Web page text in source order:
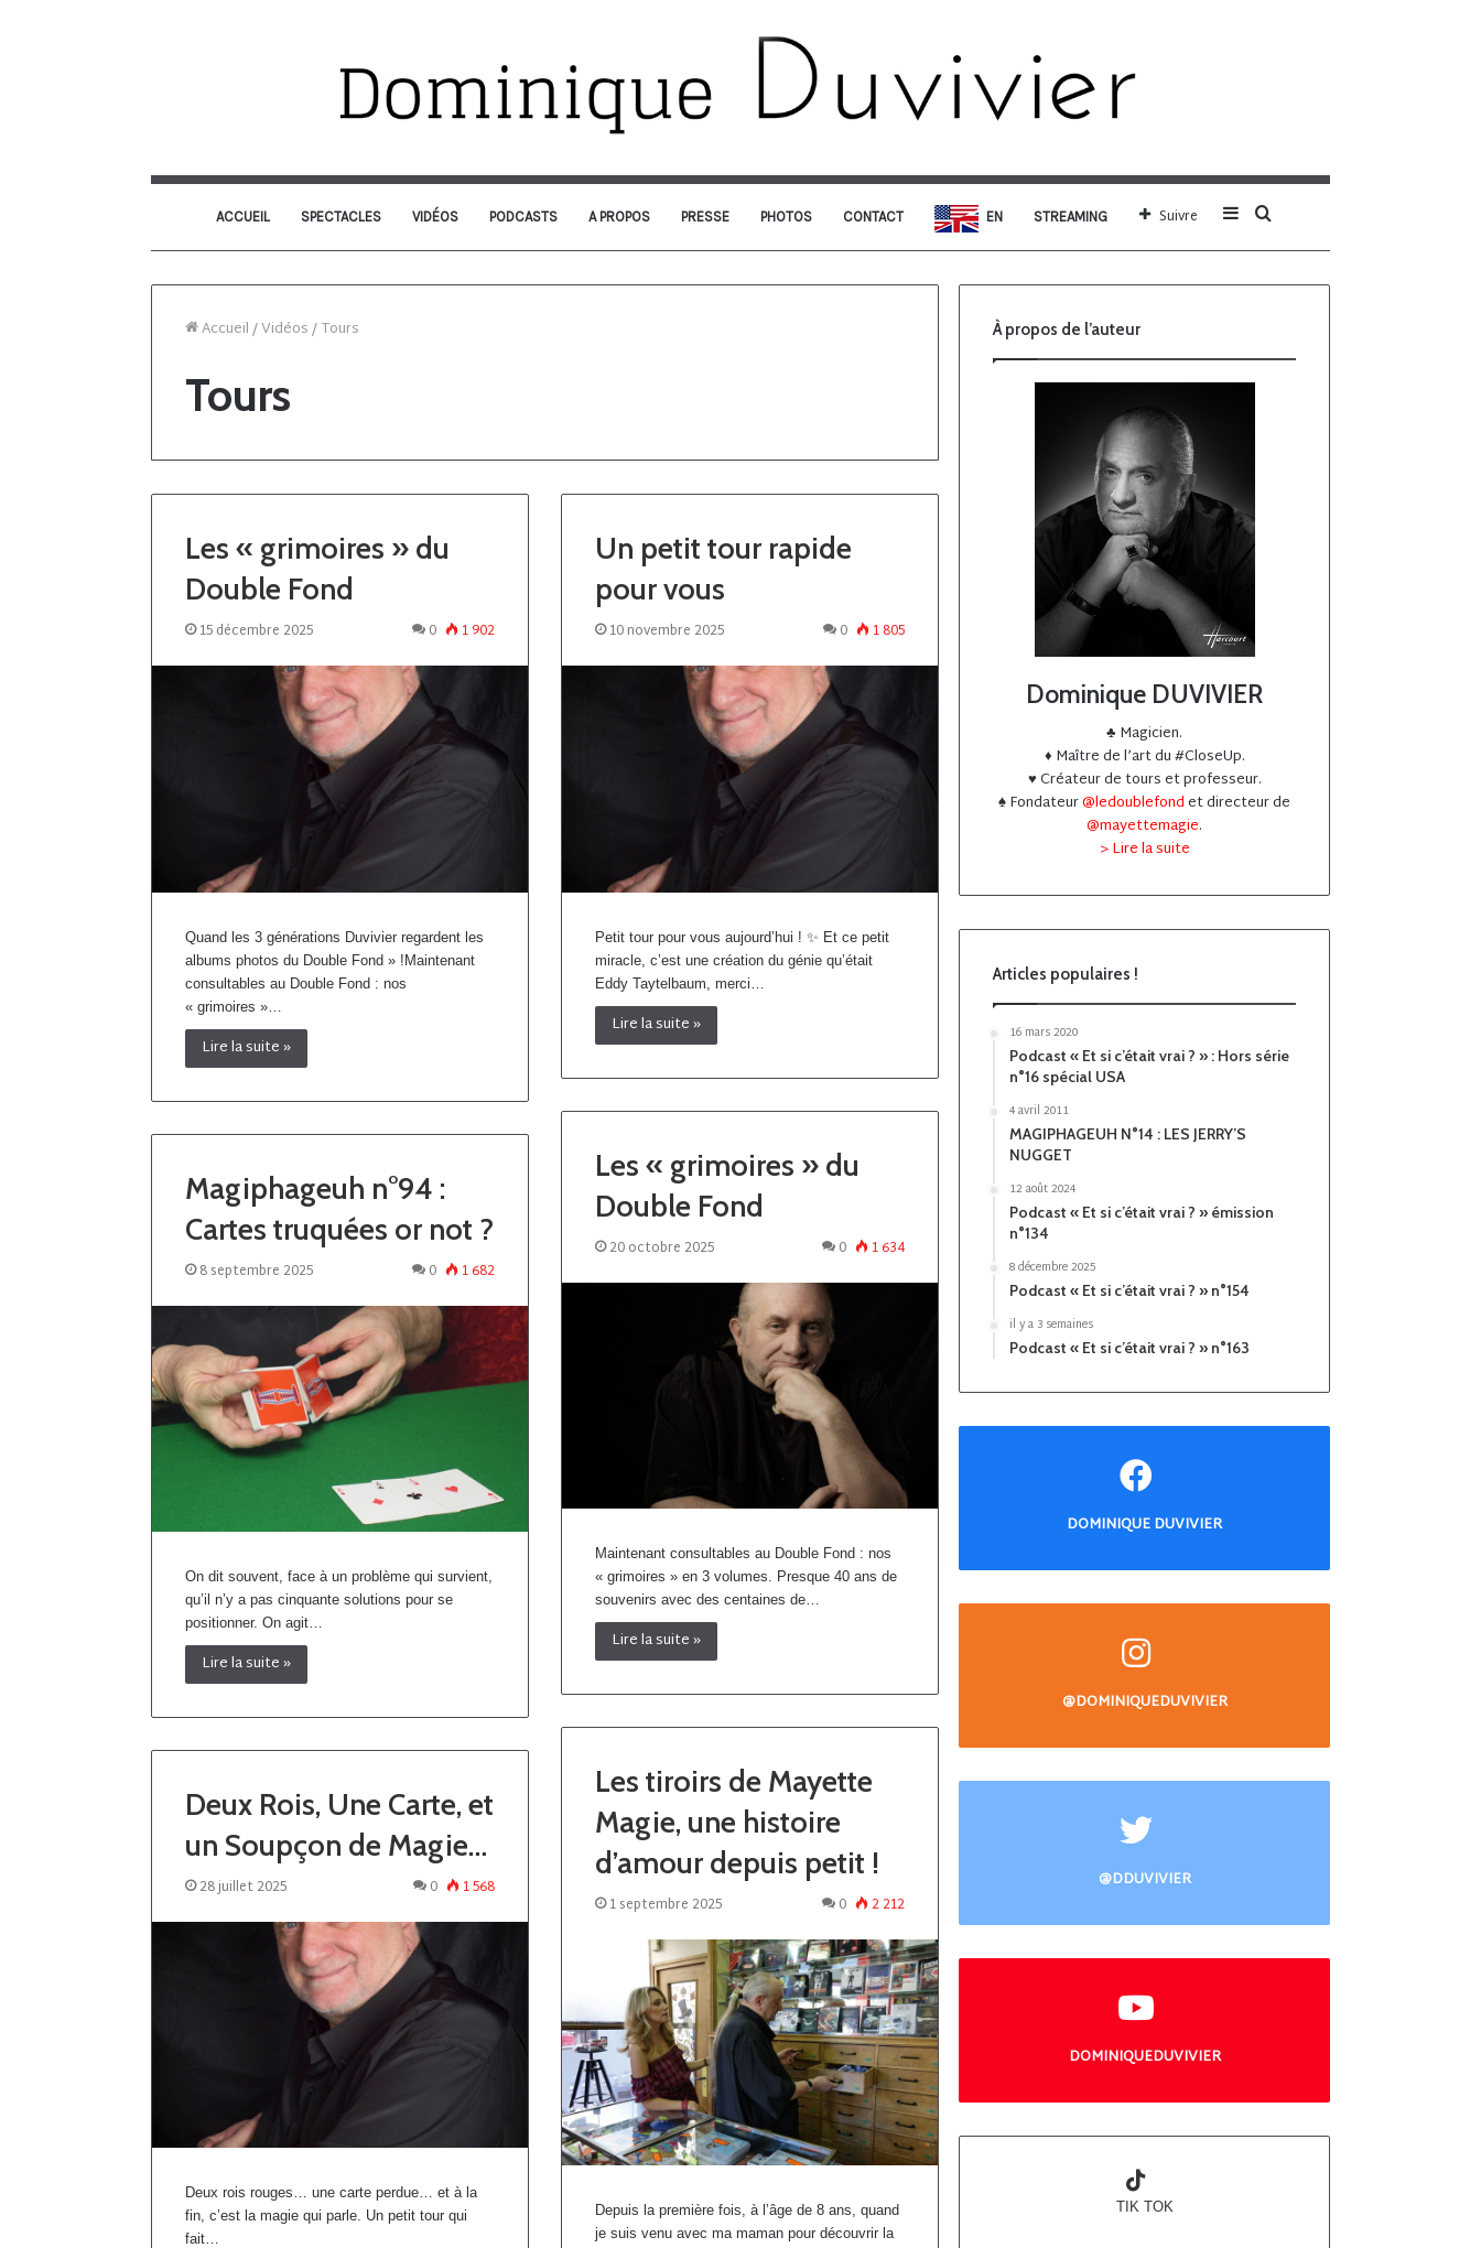
ACCUEIL SPECTACLES VIDÉOS PODCASTS A PROPOS PRESSE PHOTOS CONTACT EN STREAMING Rechercher
Sidebar
(barre
Suivre
Accueil/Vidéos/Tours
Tours
Les « grimoires » du
Double Fond
15 décembre 2025 0 1 902
Quand les 3 générations Duvivier regardent les
albums photos du Double Fond » !Maintenant
consultables au Double Fond : nos
« grimoires »…
Lire la suite »
Un petit tour rapide
pour vous
10 novembre 2025 0 1 805
Petit tour pour vous aujourd’hui ! ✨ Et ce petit
miracle, c’est une création du génie qu’était
Eddy Taytelbaum, merci…
Lire la suite »
Les « grimoires » du
Double Fond
20 octobre 2025 0 1 634
Maintenant consultables au Double Fond : nos
« grimoires » en 3 volumes. Presque 40 ans de
souvenirs avec des centaines de…
Lire la suite »
Magiphageuh n°94 :
Cartes truquées or not ?
8 septembre 2025 0 1 682
On dit souvent, face à un problème qui survient,
qu’il n’y a pas cinquante solutions pour se
positionner. On agit…
Lire la suite »
Les tiroirs de Mayette
Magie, une histoire
d’amour depuis petit !
1 septembre 2025 0 2 212
Depuis la première fois, à l’âge de 8 ans, quand
je suis venu avec ma maman pour découvrir la
Deux Rois, Une Carte, et
un Soupçon de Magie…
28 juillet 2025 0 1 568
Deux rois rouges… une carte perdue… et à la
fin, c’est la magie qui parle. Un petit tour qui
fait…
À propos de l’auteur
Dominique DUVIVIER
♣️ Magicien.
♦️ Maître de l’art du #CloseUp.
♥️ Créateur de tours et professeur.
♠️ Fondateur@ledoublefondet directeur de
@mayettemagie.
> Lire la suite
Articles populaires !
16 mars 2020
Podcast « Et si c’était vrai ? » : Hors série
n°16 spécial USA
4 avril 2011
MAGIPHAGEUH N°14 : LES JERRY’S
NUGGET
12 août 2024
Podcast « Et si c’était vrai ? » émission
n°134
8 décembre 2025
Podcast « Et si c’était vrai ? » n°154
il y a 3 semaines
Podcast « Et si c’était vrai ? » n°163
DOMINIQUE DUVIVIER
@DOMINIQUEDUVIVIER
@DDUVIVIER
DOMINIQUEDUVIVIER
TIK TOK